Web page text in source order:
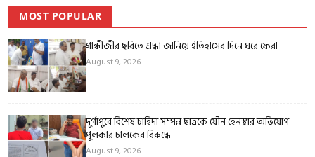
MOST POPULAR
গান্ধীজীর ছবিতে শ্রদ্ধা জানিয়ে ইতিহাসের দিনে ঘরে ফেরা
August 9, 2026
দুর্গাপুরে বিশেষ চাহিদা সম্পন্ন ছাত্রকে যৌন হেনস্থার অভিযোগ
পুলকার চালকের বিরুদ্ধে
August 9, 2026